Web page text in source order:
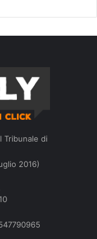
Tribunale di
2016)